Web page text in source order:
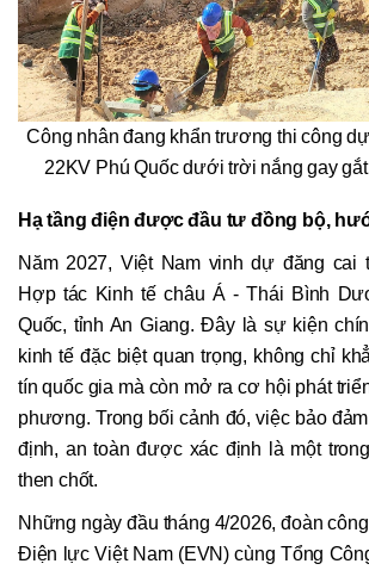
Công nhân đang khẩn trương thi công
22KV Phú Quốc dưới trời nắng gay
Hạ tầng điện được đầu tư đồng bộ,
Năm 2027, Việt Nam vinh dự đăng cai
Hợp tác Kinh tế châu Á - Thái Bình
Quốc, tỉnh An Giang. Đây là sự kiện
kinh tế đặc biệt quan trọng, không chỉ
tín quốc gia mà còn mở ra cơ hội phát
phương. Trong bối cảnh đó, việc bảo
định, an toàn được xác định là một
then chốt.
Những ngày đầu tháng 4/2026, đoàn
Điện lực Việt Nam (EVN) cùng Tổng